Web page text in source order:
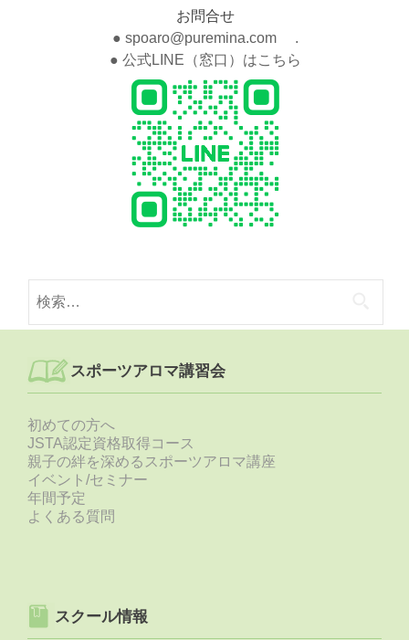
お問合せ
● spoaro@puremina.com .
● 公式LINE（窓口）はこちら
索:
スポーツアロマ講習会
初めての方へ
JSTA認定資格取得コース
親子の絆を深めるスポーツアロマ講座
イベント/セミナー
年間予定
よくある質問
スクール情報